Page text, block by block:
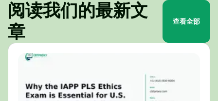
阅读我们的最新文
章
查看全部